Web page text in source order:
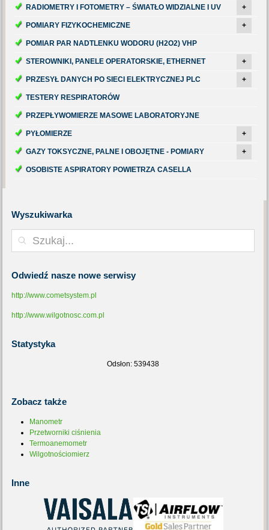
RADIOMETRY I FOTOMETRY – ŚWIATŁO WIDZIALNE I UV +
POMIARY FIZYKOCHEMICZNE +
POMIAR PAR NADTLENKU WODORU (H2O2) VHP
STEROWNIKI, PANELE OPERATORSKIE, ETHERNET +
PRZESYŁ DANYCH PO SIECI ELEKTRYCZNEJ PLC +
TESTERY RESPIRATORÓW
PRZEPŁYWOMIERZE MASOWE LABORATORYJNE
PYŁOMIERZE +
GAZY TOKSYCZNE, PALNE I OBOJĘTNE - POMIARY +
OSOBISTE ASPIRATORY POWIETRZA CASELLA
Wyszukiwarka
Odwiedź nasze nowe serwisy
http://www.cometsystem.pl
http://www.wilgotnosc.com.pl
Statystyka
Odsłon: 539438
Zobacz także
Manometr
Przetworniki ciśnienia
Termoanemometr
Wilgotnościomierz
Inne